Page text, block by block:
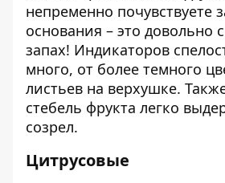
непременно почувствуете
основания – это довольно
запах! Индикаторов
много, от более темного
листьев на верхушке.
стебель фрукта легко
созрел.
Цитрусовые